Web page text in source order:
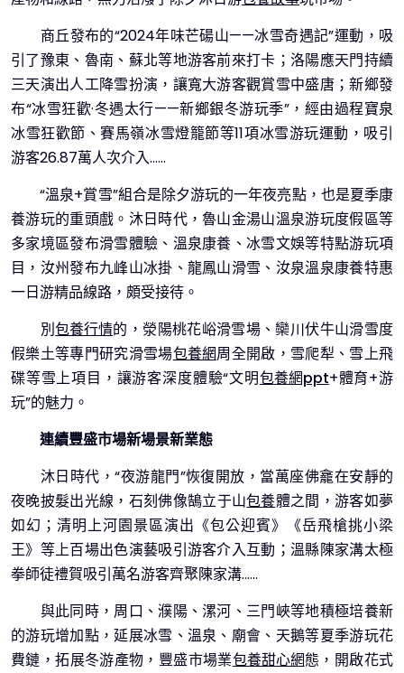
商丘發布的“2024年味芒碭山——冰雪奇遇記”運動，吸
引了豫東、魯南、蘇北等地游客前來打卡；洛陽應天門持續
三天演出人工降雪扮演，讓寬大游客觀賞雪中盛唐；新鄉發
布“冰雪狂歡·冬遇太行——新鄉銀冬游玩季”，經由過程寶泉
冰雪狂歡節、賽馬嶺冰雪燈籠節等11項冰雪游玩運動，吸引
游客26.87萬人次介入……
“溫泉+賞雪”組合是除夕游玩的一年夜亮點，也是夏季康
養游玩的重頭戲。沐日時代，魯山金湯山溫泉游玩度假區等
多家境區發布滑雪體驗、溫泉康養、冰雪文娛等特點游玩項
目，汝州發布九峰山冰掛、龍鳳山滑雪、汝泉溫泉康養特惠
一日游精品線路，頗受接待。
別包養行情的，滎陽桃花峪滑雪場、欒川伏牛山滑雪度
假樂土等專門研究滑雪場包養網周全開啟，雪爬犁、雪上飛
碟等雪上項目，讓游客深度體驗“文明包養網ppt+體育+游
玩”的魅力。
連續豐盛市場新場景新業態
沐日時代，“夜游龍門”恢復開放，當萬座佛龕在安靜的
夜晚披髮出光線，石刻佛像鵠立于山包養體之間，游客如夢
如幻；清明上河園景區演出《包公迎賓》《岳飛槍挑小梁
王》等上百場出色演藝吸引游客介入互動；溫縣陳家溝太極
拳師徒禮賀吸引萬名游客齊聚陳家溝……
與此同時，周口、濮陽、漯河、三門峽等地積極培養新
的游玩增加點，延展冰雪、溫泉、廟會、天鵝等夏季游玩花
費鏈，拓展冬游產物，豐盛市場業包養甜心網態，開啟花式